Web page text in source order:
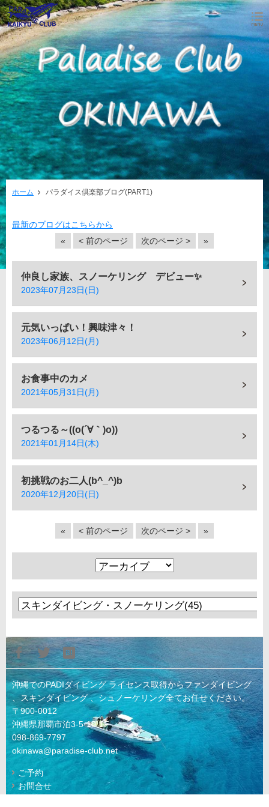
ホーム パラダイス倶楽部ブログ(PART1)
最新のブログはこちらから
«
< 前のページ 次のページ > »
仲良し家族、スノーケリング デビュー✨
2023年07月23日(日)
元気いっぱい！興味津々！
2023年06月12日(月)
お食事中のカメ
2021年05月31日(月)
つるつる～((o(´∀｀)o))
2021年01月14日(木)
初挑戦のお二人(b^_^)b
2020年12月20日(日)
« < 前のページ 次のページ > »
沖縄でのPADIダイビング ライセンス取得からファンダイビング
、スキンダイビング 、シュノーケリング全てお任せください。
〒900-0012
沖縄県那覇市泊3-5-10-1F
098-869-7797
okinawa@paradise-club.net
ご予約
お問合せ